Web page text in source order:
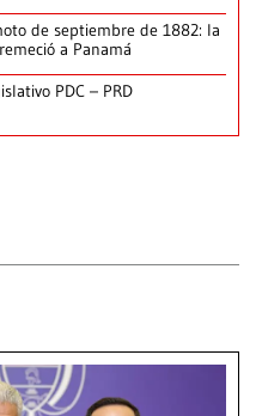
de septiembre de 1882: la
a Panamá
PDC – PRD